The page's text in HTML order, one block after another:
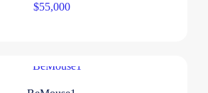
$55,000